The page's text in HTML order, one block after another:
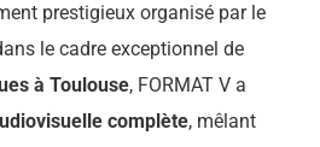
prestigieux organisé par le
le cadre exceptionnel de
à Toulouse, FORMAT V a
complète, mêlant